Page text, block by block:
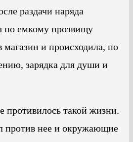
раздачи наряда
по емкому прозвищу
и происходила, по
зарядка для души и
противилось такой жизни.
против нее и окружающие